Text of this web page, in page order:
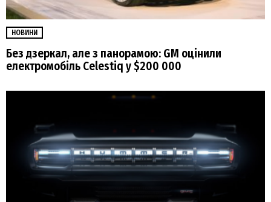
НОВИНИ
Без дзеркал, але з панорамою: GM оцінили
електромобіль Celestiq у $200 000